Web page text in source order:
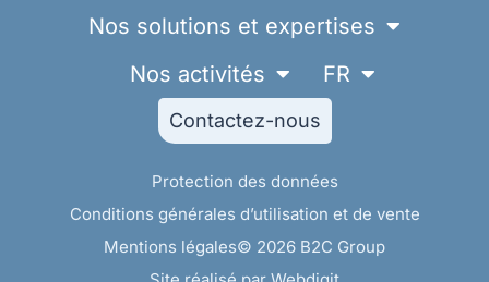
Nos solutions et expertises
Nos activités
FR
Contactez-nous
Protection des données
Conditions générales d’utilisation et de vente
Mentions légales© 2026 B2C Group